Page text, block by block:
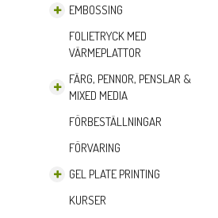
EMBOSSING
FOLIETRYCK MED
VÄRMEPLATTOR
FÄRG, PENNOR, PENSLAR &
MIXED MEDIA
FÖRBESTÄLLNINGAR
FÖRVARING
GEL PLATE PRINTING
KURSER